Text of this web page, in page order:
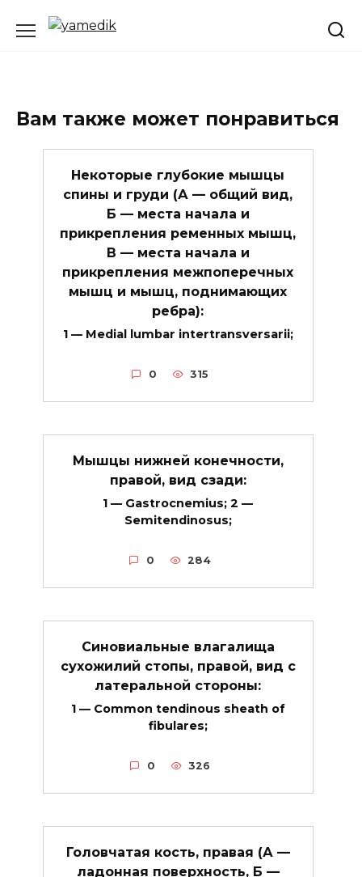
Вам также может понравиться
Некоторые глубокие мышцы
спины и груди (А — общий вид,
Б — места начала и
прикрепления ременных мышц,
В — места начала и
прикрепления межпоперечных
мышц и мышц, поднимающих
ребра):
1 — Medial lumbar intertransversarii;
0 315
Мышцы нижней конечности,
правой, вид сзади:
1 — Gastrocnemius; 2 —
Semitendinosus;
0 284
Синовиальные влагалища
сухожилий стопы, правой, вид с
латеральной стороны:
1 — Common tendinous sheath of
fibulares;
0 326
Головчатая кость, правая (А —
ладонная поверхность, Б —